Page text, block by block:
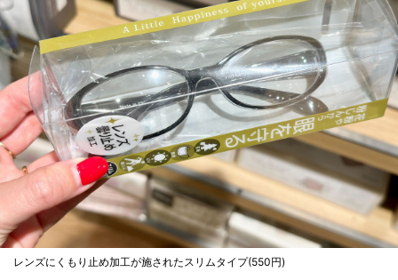
レンズにくもり止め加工が施されたスリムタイプ(550円)